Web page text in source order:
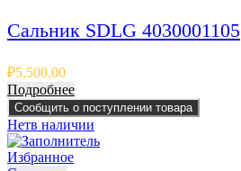
Сальник SDLG 4030001105
₽5,500.00
Подробнее
Сообщить о поступлении товара
Нетв наличии
Избранное